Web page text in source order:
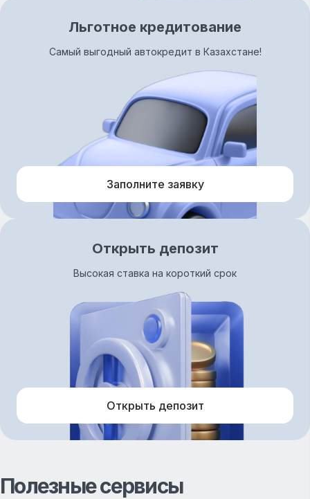
Льготное кредитование
Самый выгодный автокредит в Казахстане!
Заполните заявку
Открыть депозит
Высокая ставка на короткий срок
Открыть депозит
Полезные сервисы